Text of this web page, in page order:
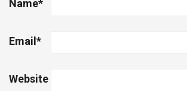
Name*
Email *
Website